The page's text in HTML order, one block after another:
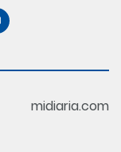
midiaria.com